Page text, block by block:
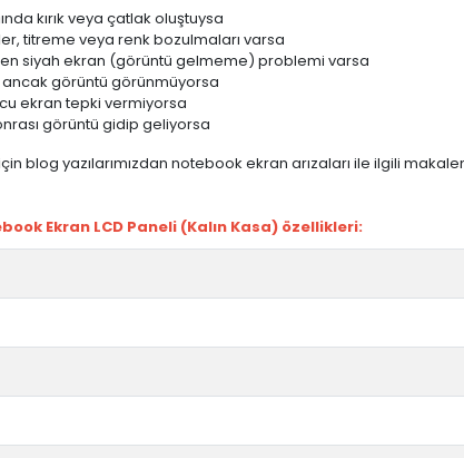
kırık veya çatlak oluştuysa
titreme veya renk bozulmaları varsa
siyah ekran (görüntü gelmeme) problemi varsa
ancak görüntü görünmüyorsa
ekran tepki vermiyorsa
görüntü gidip geliyorsa
için blog yazılarımızdan notebook ekran arızaları ile ilgili
Ekran LCD Paneli (Kalın Kasa) özellikleri: